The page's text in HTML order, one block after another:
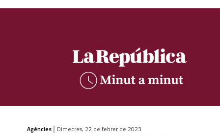
Agències | Dimecres, 22 de febrer de 2023